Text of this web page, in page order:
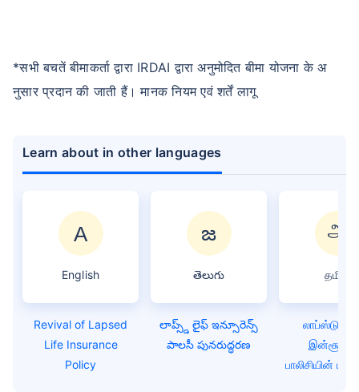
*सभी बचतें बीमाकर्ता द्वारा IRDAI द्वारा अनुमोदित बीमा योजना के अ
नुसार प्रदान की जाती हैं। मानक नियम एवं शर्तें लागू
Learn about in other languages
English
Revival of Lapsed
Life Insurance
Policy
తెలుగు
లాప్స్డ్ లైఫ్ ఇన్సూరెన్స్
పాలసీ పునరుద్ధరణ
தமிழ்
லாப்ஸ்டு
பாலிசியின்